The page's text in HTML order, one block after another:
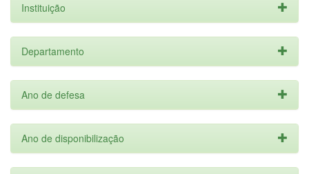
Instituição
Departamento
Ano de defesa
Ano de disponibilização